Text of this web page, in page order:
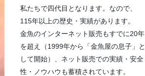
私たちで四代目となります。なので、
115年以上の歴史・実績があります。
金魚のインターネット販売もすでに20年
を超え（1999年から「金魚屋の息子」と
して開始）、ネット販売での実績・安全
性・ノウハウも蓄積されています。